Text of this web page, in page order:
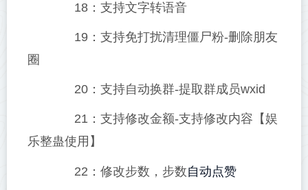
18：支持文字转语音
19：支持免打扰清理僵尸粉-删除朋友
圈
20：支持自动换群-提取群成员wxid
21：支持修改金额-支持修改内容【娱
乐整蛊使用】
22：修改步数，步数自动点赞